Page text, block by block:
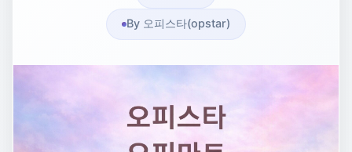
By 오피스타(opstar)